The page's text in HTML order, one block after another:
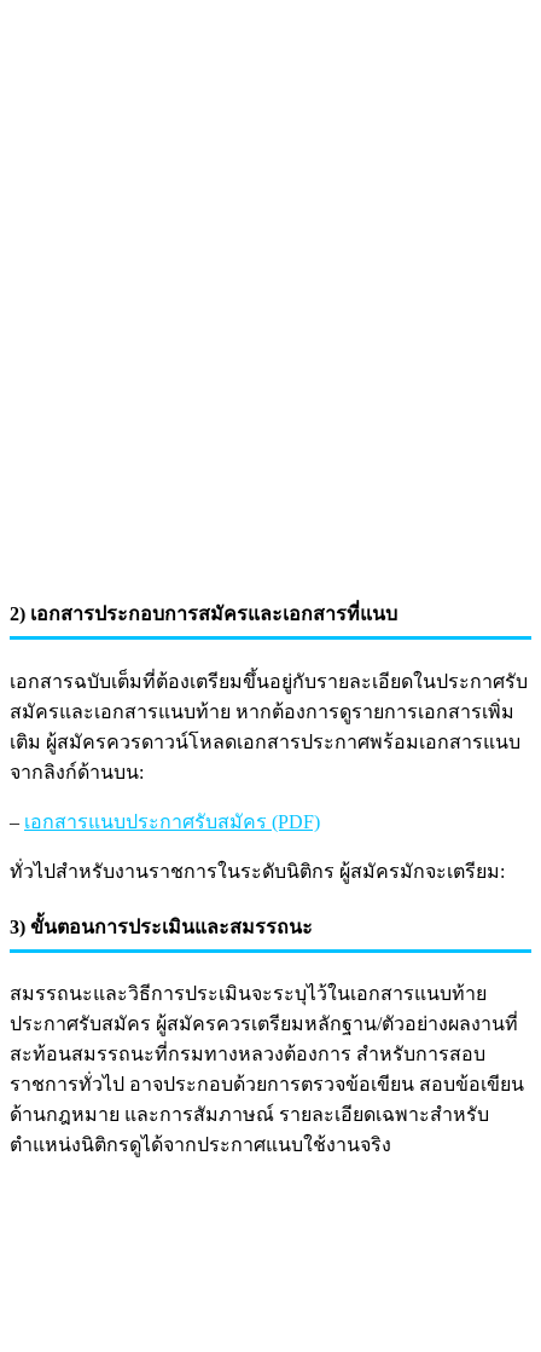
2) เอกสารประกอบการสมัครและเอกสารที่แนบ
เอกสารฉบับเต็มที่ต้องเตรียมขึ้นอยู่กับรายละเอียดในประกาศรับ
สมัครและเอกสารแนบท้าย หากต้องการดูรายการเอกสารเพิ่ม
เติม ผู้สมัครควรดาวน์โหลดเอกสารประกาศพร้อมเอกสารแนบ
จากลิงก์ด้านบน:
– เอกสารแนบประกาศรับสมัคร (PDF)
ทั่วไปสำหรับงานราชการในระดับนิติกร ผู้สมัครมักจะเตรียม:
3) ขั้นตอนการประเมินและสมรรถนะ
สมรรถนะและวิธีการประเมินจะระบุไว้ในเอกสารแนบท้าย
ประกาศรับสมัคร ผู้สมัครควรเตรียมหลักฐาน/ตัวอย่างผลงานที่
สะท้อนสมรรถนะที่กรมทางหลวงต้องการ สำหรับการสอบ
ราชการทั่วไป อาจประกอบด้วยการตรวจข้อเขียน สอบข้อเขียน
ด้านกฎหมาย และการสัมภาษณ์ รายละเอียดเฉพาะสำหรับ
ตำแหน่งนิติกรดูได้จากประกาศแนบใช้งานจริง